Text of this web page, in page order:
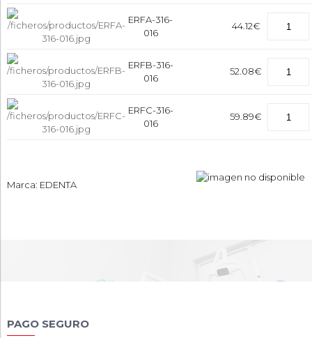
ERFA-316-
016
44.12€
ERFB-316-
016
52.08€
ERFC-316-
016
59.89€
Marca: EDENTA
PAGO SEGURO